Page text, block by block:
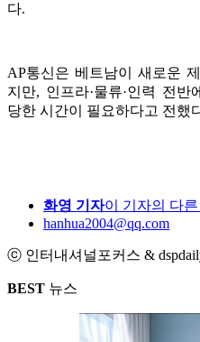
다.
AP통신은 베트남이 새로운
지만, 인프라·물류·인력 전
당한 시간이 필요하다고 전했
화영 기자이 기자의 다
hanhua2004@qq.com
ⓒ 인터내셔널포커스 &
BEST 뉴스